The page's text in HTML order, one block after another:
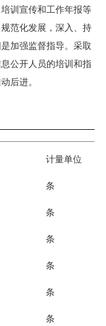
训宣传和工作年报等
范化发展，深入、持
加强监督指导。采取
公开人员的培训和指
后进。
计量单位
条
条
条
条
条
条